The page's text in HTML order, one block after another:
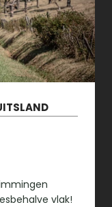
vlak!